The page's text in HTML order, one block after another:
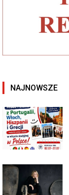
NAJNOWSZE